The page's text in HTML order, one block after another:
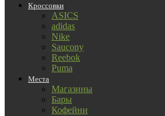
Кроссовки
ASICS
adidas
Nike
Saucony
Reebok
Puma
Места
Магазины
Бары
Кофейни